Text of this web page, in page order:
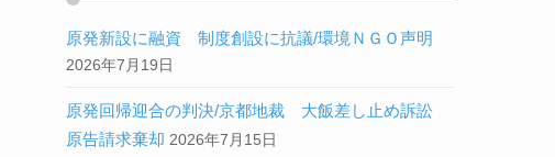
原発新設に融資 制度創設に抗議/環境ＮＧＯ声明
2026年7月19日
原発回帰迎合の判決/京都地裁 大飯差し止め訴訟
原告請求棄却 2026年7月15日